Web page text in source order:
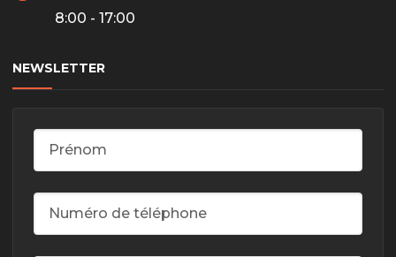
8:00 - 17:00
NEWSLETTER